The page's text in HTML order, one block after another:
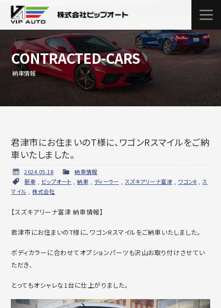
CONTRACTED-CARS
納車情報
君津市にお住まいのT様に、ワゴンRスマイルをご納
車いたしました。
2024.05.18
納車情報
新車
ビップオート ,納車 ディーラー スズキアリーナ富津 ワゴンR
ス
マイル ,株式会社
【スズキアリーナ富津 納車情報】
君津市にお住まいのT様に、ワゴンRスマイルをご納車いたしました。
ボディカラーに合わせてオプションパーツも沢山お取り付けさせてい
ただき、
とってもオシャレな1台に仕上がりました。